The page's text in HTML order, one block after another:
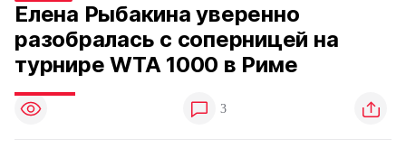
Елена Рыбакина уверенно
разобралась с соперницей на
турнире WTA 1000 в Риме
3